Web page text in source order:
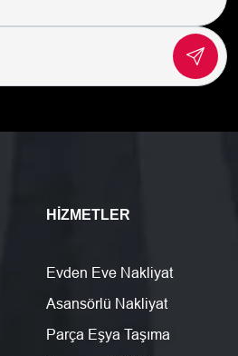
HIZMETLER
Evden Eve Nakliyat
Asansörlü Nakliyat
Parça Eşya Taşıma